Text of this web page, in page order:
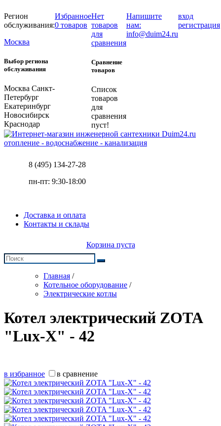
Регион
обслуживания:
Москва
Выбор региона
обслуживания
Москва Санкт-
Петербург
Екатеринбург
Новосибирск
Краснодар
Избранное
0 товаров
Нет
товаров
для
сравнения
Сравнение
товаров
Список
товаров
для
сравнения
пуст!
Напишите
нам:
info@duim24.ru
вход
регистрация
отопление - водоснабжение - канализация
8 (495) 134-27-28
пн-пт: 9:30-18:00
Доставка и оплата
Контакты и склады
Корзина пуста
Главная /
Котельное оборудование /
Электрические котлы
Котел электрический ZOTA
"Lux-X" - 42
в избранное в сравнение